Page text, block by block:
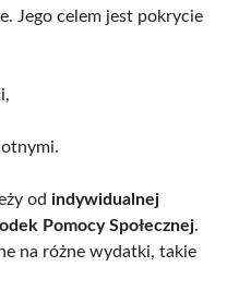
Jego celem jest pokrycie
od indywidualnej
Pomocy Społecznej.
na różne wydatki, takie